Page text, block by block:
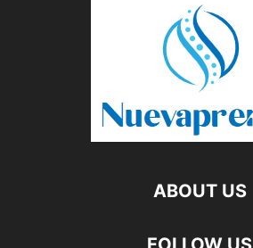
ABOUT US